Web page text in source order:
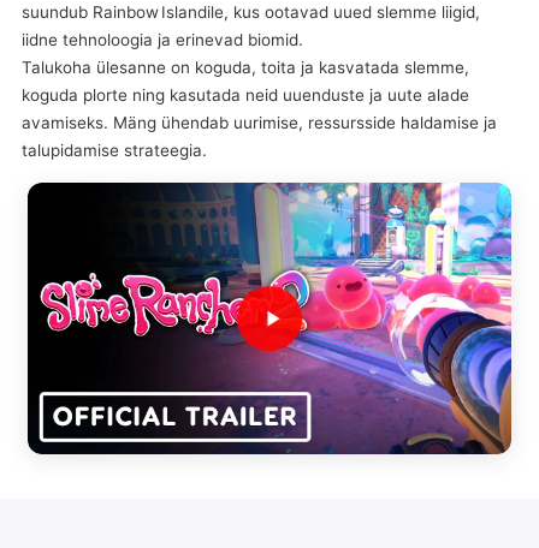
suundub Rainbow Islandile, kus ootavad uued slemme liigid,
iidne tehnoloogia ja erinevad biomid.
Talukoha ülesanne on koguda, toita ja kasvatada slemme,
koguda plorte ning kasutada neid uuenduste ja uute alade
avamiseks. Mäng ühendab uurimise, ressursside haldamise ja
talupidamise strateegia.